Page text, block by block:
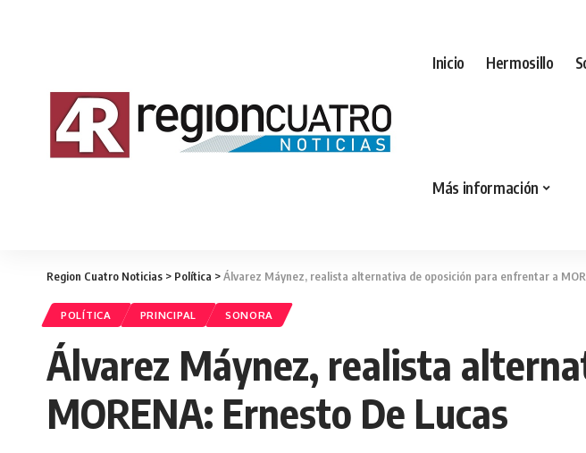
Inicio Hermosillo
Más información
Region Cuatro Noticias > Política >Álvarez Máynez, realista alternativa de oposición para enfrentar a
POLÍTICA PRINCIPAL SONORA
Álvarez Máynez, realista
MORENA: Ernesto De Lucas